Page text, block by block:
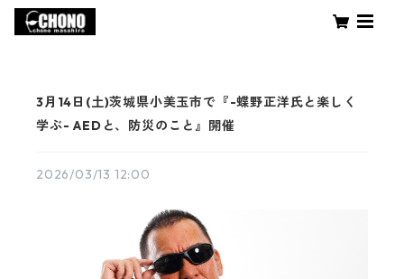
3月14日(土)茨城県小美玉市で『-蝶野正洋氏と楽しく
学ぶ- AEDと、防災のこと』開催
2026/03/13 12:00